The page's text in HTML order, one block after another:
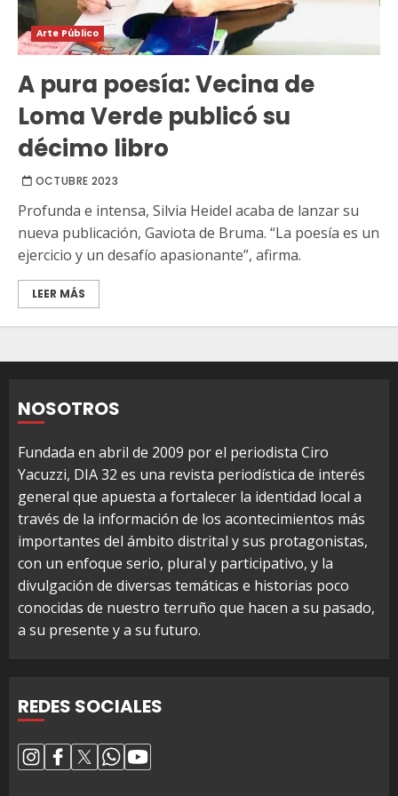
Arte Público
A pura poesía: Vecina de
Loma Verde publicó su
décimo libro
OCTUBRE 2023
Profunda e intensa, Silvia Heidel acaba de lanzar su
nueva publicación, Gaviota de Bruma. “La poesía es un
ejercicio y un desafío apasionante”, afirma.
LEER MÁS
NOSOTROS
Fundada en abril de 2009 por el periodista Ciro
Yacuzzi, DIA 32 es una revista periodística de interés
general que apuesta a fortalecer la identidad local a
través de la información de los acontecimientos más
importantes del ámbito distrital y sus protagonistas,
con un enfoque serio, plural y participativo, y la
divulgación de diversas temáticas e historias poco
conocidas de nuestro terruño que hacen a su pasado,
a su presente y a su futuro.
REDES SOCIALES